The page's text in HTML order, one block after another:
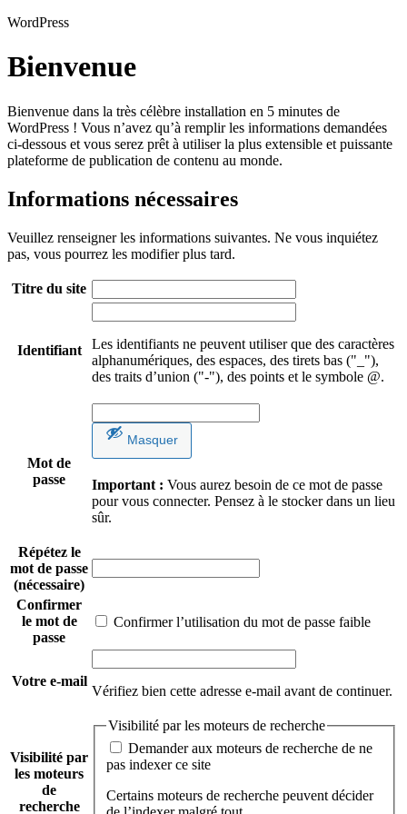
WordPress
Bienvenue
Bienvenue dans la très célèbre installation en 5 minutes de
WordPress ! Vous n’avez qu’à remplir les informations demandées
ci-dessous et vous serez prêt à utiliser la plus extensible et puissante
plateforme de publication de contenu au monde.
Informations nécessaires
Veuillez renseigner les informations suivantes. Ne vous inquiétez
pas, vous pourrez les modifier plus tard.
Titre du site
Identifiant
Les identifiants ne peuvent utiliser que des caractères
alphanumériques, des espaces, des tirets bas ("_"),
des traits d’union ("-"), des points et le symbole @.
Mot de
passe
Masquer
Important : Vous aurez besoin de ce mot de passe
pour vous connecter. Pensez à le stocker dans un lieu
sûr.
Répétez le
mot de passe
(nécessaire)
Confirmer
le mot de
passe
Confirmer l’utilisation du mot de passe faible
Votre e-mail
Vérifiez bien cette adresse e-mail avant de continuer.
Visibilité par
les moteurs
de
recherche
Visibilité par les moteurs de recherche
pas indexer ce site
Certains moteurs de recherche peuvent décider